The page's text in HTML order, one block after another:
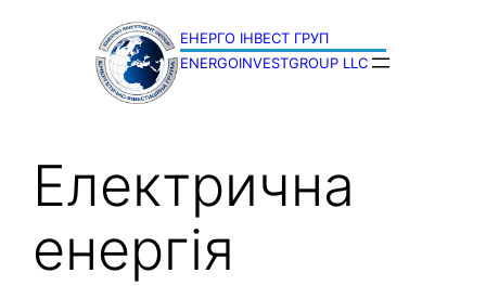
ENERGOINVESTGROUP LLC
Електрична
енергія